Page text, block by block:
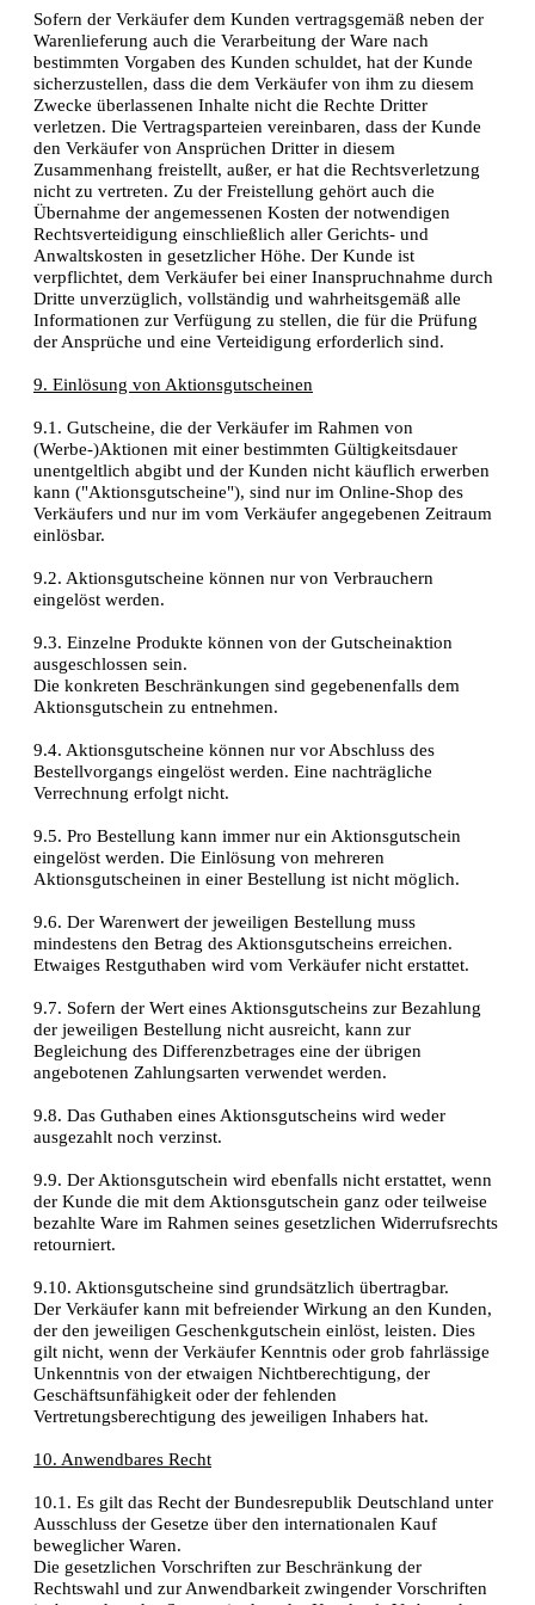
Sofern der Verkäufer dem Kunden vertragsgemäß neben der
Warenlieferung auch die Verarbeitung der Ware nach
bestimmten Vorgaben des Kunden schuldet, hat der Kunde
sicherzustellen, dass die dem Verkäufer von ihm zu diesem
Zwecke überlassenen Inhalte nicht die Rechte Dritter
verletzen. Die Vertragsparteien vereinbaren, dass der Kunde
den Verkäufer von Ansprüchen Dritter in diesem
Zusammenhang freistellt, außer, er hat die Rechtsverletzung
nicht zu vertreten. Zu der Freistellung gehört auch die
Übernahme der angemessenen Kosten der notwendigen
Rechtsverteidigung einschließlich aller Gerichts- und
Anwaltskosten in gesetzlicher Höhe. Der Kunde ist
verpflichtet, dem Verkäufer bei einer Inanspruchnahme durch
Dritte unverzüglich, vollständig und wahrheitsgemäß alle
Informationen zur Verfügung zu stellen, die für die Prüfung
der Ansprüche und eine Verteidigung erforderlich sind.
9. Einlösung von Aktionsgutscheinen
9.1. Gutscheine, die der Verkäufer im Rahmen von
(Werbe-)Aktionen mit einer bestimmten Gültigkeitsdauer
unentgeltlich abgibt und der Kunden nicht käuflich erwerben
kann ("Aktionsgutscheine"), sind nur im Online-Shop des
Verkäufers und nur im vom Verkäufer angegebenen Zeitraum
einlösbar.
9.2. Aktionsgutscheine können nur von Verbrauchern
eingelöst werden.
9.3. Einzelne Produkte können von der Gutscheinaktion
ausgeschlossen sein.
Die konkreten Beschränkungen sind gegebenenfalls dem
Aktionsgutschein zu entnehmen.
9.4. Aktionsgutscheine können nur vor Abschluss des
Bestellvorgangs eingelöst werden. Eine nachträgliche
Verrechnung erfolgt nicht.
9.5. Pro Bestellung kann immer nur ein Aktionsgutschein
eingelöst werden. Die Einlösung von mehreren
Aktionsgutscheinen in einer Bestellung ist nicht möglich.
9.6. Der Warenwert der jeweiligen Bestellung muss
mindestens den Betrag des Aktionsgutscheins erreichen.
Etwaiges Restguthaben wird vom Verkäufer nicht erstattet.
9.7. Sofern der Wert eines Aktionsgutscheins zur Bezahlung
der jeweiligen Bestellung nicht ausreicht, kann zur
Begleichung des Differenzbetrages eine der übrigen
angebotenen Zahlungsarten verwendet werden.
9.8. Das Guthaben eines Aktionsgutscheins wird weder
ausgezahlt noch verzinst.
9.9. Der Aktionsgutschein wird ebenfalls nicht erstattet, wenn
der Kunde die mit dem Aktionsgutschein ganz oder teilweise
bezahlte Ware im Rahmen seines gesetzlichen Widerrufsrechts
retourniert.
9.10. Aktionsgutscheine sind grundsätzlich übertragbar.
Der Verkäufer kann mit befreiender Wirkung an den Kunden,
der den jeweiligen Geschenkgutschein einlöst, leisten. Dies
gilt nicht, wenn der Verkäufer Kenntnis oder grob fahrlässige
Unkenntnis von der etwaigen Nichtberechtigung, der
Geschäftsunfähigkeit oder der fehlenden
Vertretungsberechtigung des jeweiligen Inhabers hat.
10. Anwendbares Recht
10.1. Es gilt das Recht der Bundesrepublik Deutschland unter
Ausschluss der Gesetze über den internationalen Kauf
beweglicher Waren.
Die gesetzlichen Vorschriften zur Beschränkung der
Rechtswahl und zur Anwendbarkeit zwingender Vorschriften